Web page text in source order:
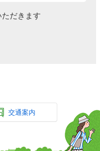
だきます
交通案内